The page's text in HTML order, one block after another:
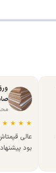
★
★
★
★
عالی
بود